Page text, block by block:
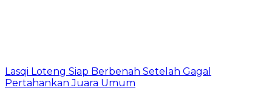
Lasqi Loteng Siap Berbenah Setelah Gagal
Pertahankan Juara Umum